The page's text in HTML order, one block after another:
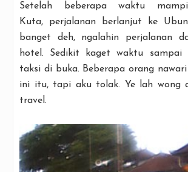
Setelah beberapa waktu
Kuta, perjalanan berlanjut ke
banget deh, ngalahin perjalanan
hotel. Sedikit kaget waktu
taksi di buka. Beberapa orang
ini itu, tapi aku tolak. Ye lah wong
travel.